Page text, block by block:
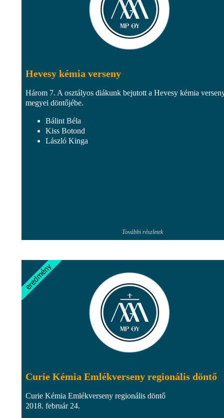
Hevesy kémia verseny
Három 7. A osztályos diákunk bejutott a Hevesy kémia
megyei döntőjébe.
Bálint Béla
Kiss Botond
László Kinga
További részletek
Curie Kémia Emlékverseny regionális döntő
Curie Kémia Emlékverseny regionális döntő
2018. február 24.